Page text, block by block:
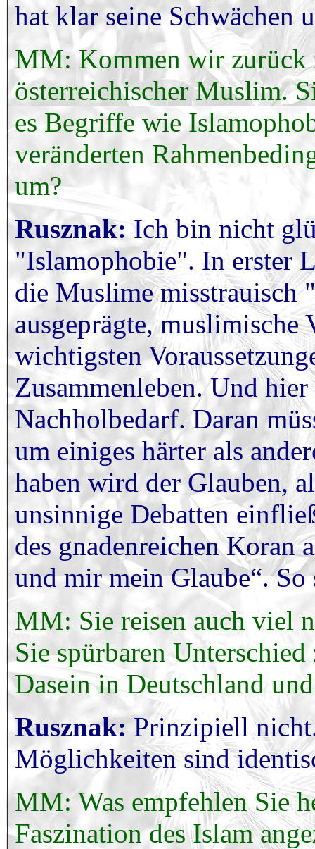
hat klar seine Schwächen
MM: Kommen wir zurück
österreichischer Muslim.
es Begriffe wie
veränderten
um?
Rusznak: Ich bin nicht
"Islamophobie". In erster
die Muslime misstrauisch
ausgeprägte,
wichtigsten
Zusammenleben. Und
Nachholbedarf. Daran
um einiges härter als
haben wird der Glauben,
unsinnige Debatten
des gnadenreichen Koran
und mir mein Glaube“. So
MM: Sie reisen auch viel
Sie spürbaren
Dasein in Deutschland
Rusznak: Prinzipiell
Möglichkeiten sind
MM: Was empfehlen Sie
Faszination des Islam